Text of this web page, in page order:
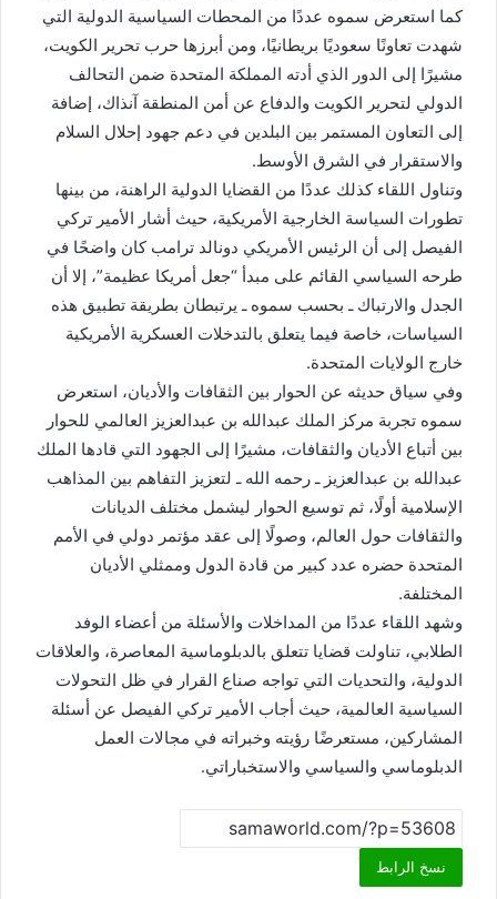
كما استعرض سموه عددًا من المحطات السياسية الدولية التي
شهدت تعاونًا سعوديًا بريطانيًا، ومن أبرزها حرب تحرير الكويت،
مشيرًا إلى الدور الذي أدته المملكة المتحدة ضمن التحالف
الدولي لتحرير الكويت والدفاع عن أمن المنطقة آنذاك، إضافة
إلى التعاون المستمر بين البلدين في دعم جهود إحلال السلام
والاستقرار في الشرق الأوسط.
وتناول اللقاء كذلك عددًا من القضايا الدولية الراهنة، من بينها
تطورات السياسة الخارجية الأمريكية، حيث أشار الأمير تركي
الفيصل إلى أن الرئيس الأمريكي دونالد ترامب كان واضحًا في
طرحه السياسي القائم على مبدأ “جعل أمريكا عظيمة”، إلا أن
الجدل والارتباك ـ بحسب سموه ـ يرتبطان بطريقة تطبيق هذه
السياسات، خاصة فيما يتعلق بالتدخلات العسكرية الأمريكية
خارج الولايات المتحدة.
وفي سياق حديثه عن الحوار بين الثقافات والأديان، استعرض
سموه تجربة مركز الملك عبدالله بن عبدالعزيز العالمي للحوار
بين أتباع الأديان والثقافات، مشيرًا إلى الجهود التي قادها الملك
عبدالله بن عبدالعزيز ـ رحمه الله ـ لتعزيز التفاهم بين المذاهب
الإسلامية أولًا، ثم توسيع الحوار ليشمل مختلف الديانات
والثقافات حول العالم، وصولًا إلى عقد مؤتمر دولي في الأمم
المتحدة حضره عدد كبير من قادة الدول وممثلي الأديان
المختلفة.
وشهد اللقاء عددًا من المداخلات والأسئلة من أعضاء الوفد
الطلابي، تناولت قضايا تتعلق بالدبلوماسية المعاصرة، والعلاقات
الدولية، والتحديات التي تواجه صناع القرار في ظل التحولات
السياسية العالمية، حيث أجاب الأمير تركي الفيصل عن أسئلة
المشاركين، مستعرضًا رؤيته وخبراته في مجالات العمل
الدبلوماسي والسياسي والاستخباراتي.
نسخ الرابط